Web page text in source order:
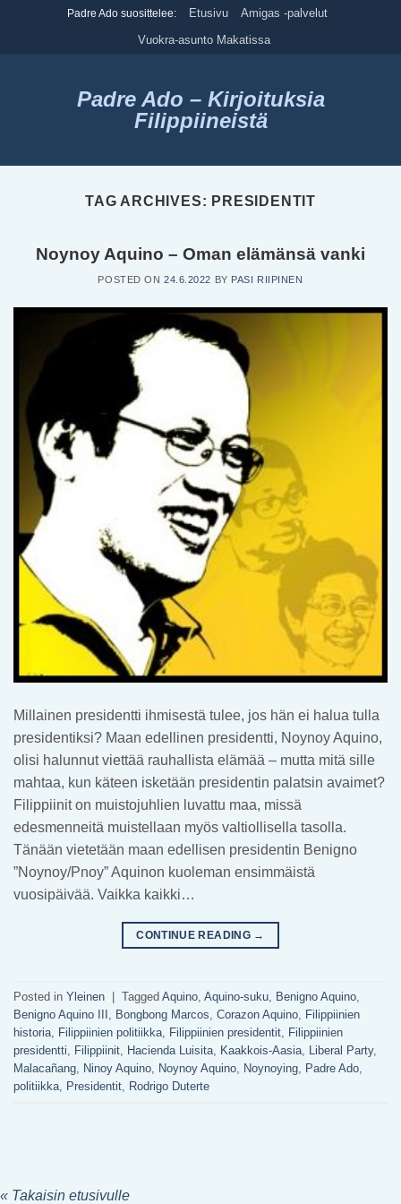
Padre Ado suosittelee: Etusivu
Amigas -palvelut
Vuokra-asunto Makatissa
Padre Ado – Kirjoituksia
Filippiineistä
TAG ARCHIVES: PRESIDENTIT
Noynoy Aquino – Oman elämänsä vanki
POSTED ON24.6.2022 BY PASI RIIPINEN
Millainen presidentti ihmisestä tulee, jos hän ei halua tulla
presidentiksi? Maan edellinen presidentti, Noynoy Aquino,
olisi halunnut viettää rauhallista elämää – mutta mitä sille
mahtaa, kun käteen isketään presidentin palatsin avaimet?
Filippiinit on muistojuhlien luvattu maa, missä
edesmenneitä muistellaan myös valtiollisella tasolla.
Tänään vietetään maan edellisen presidentin Benigno
”Noynoy/Pnoy” Aquinon kuoleman ensimmäistä
vuosipäivää. Vaikka kaikki…
CONTINUE READING →
Posted in Yleinen | Tagged Aquino Aquino-suku Benigno Aquino
Benigno Aquino III
Bongbong Marcos Corazon Aquino Filippiinien
historia Filippiinien politiikka Filippiinien presidentit Filippiinien
presidentti
Filippiinit Hacienda Luisita Kaakkois-Aasia Liberal Party,
Malacañang Ninoy Aquino Noynoy Aquino Noynoying Padre Ado
politiikka Presidentit Rodrigo Duterte
« Takaisin etusivulle